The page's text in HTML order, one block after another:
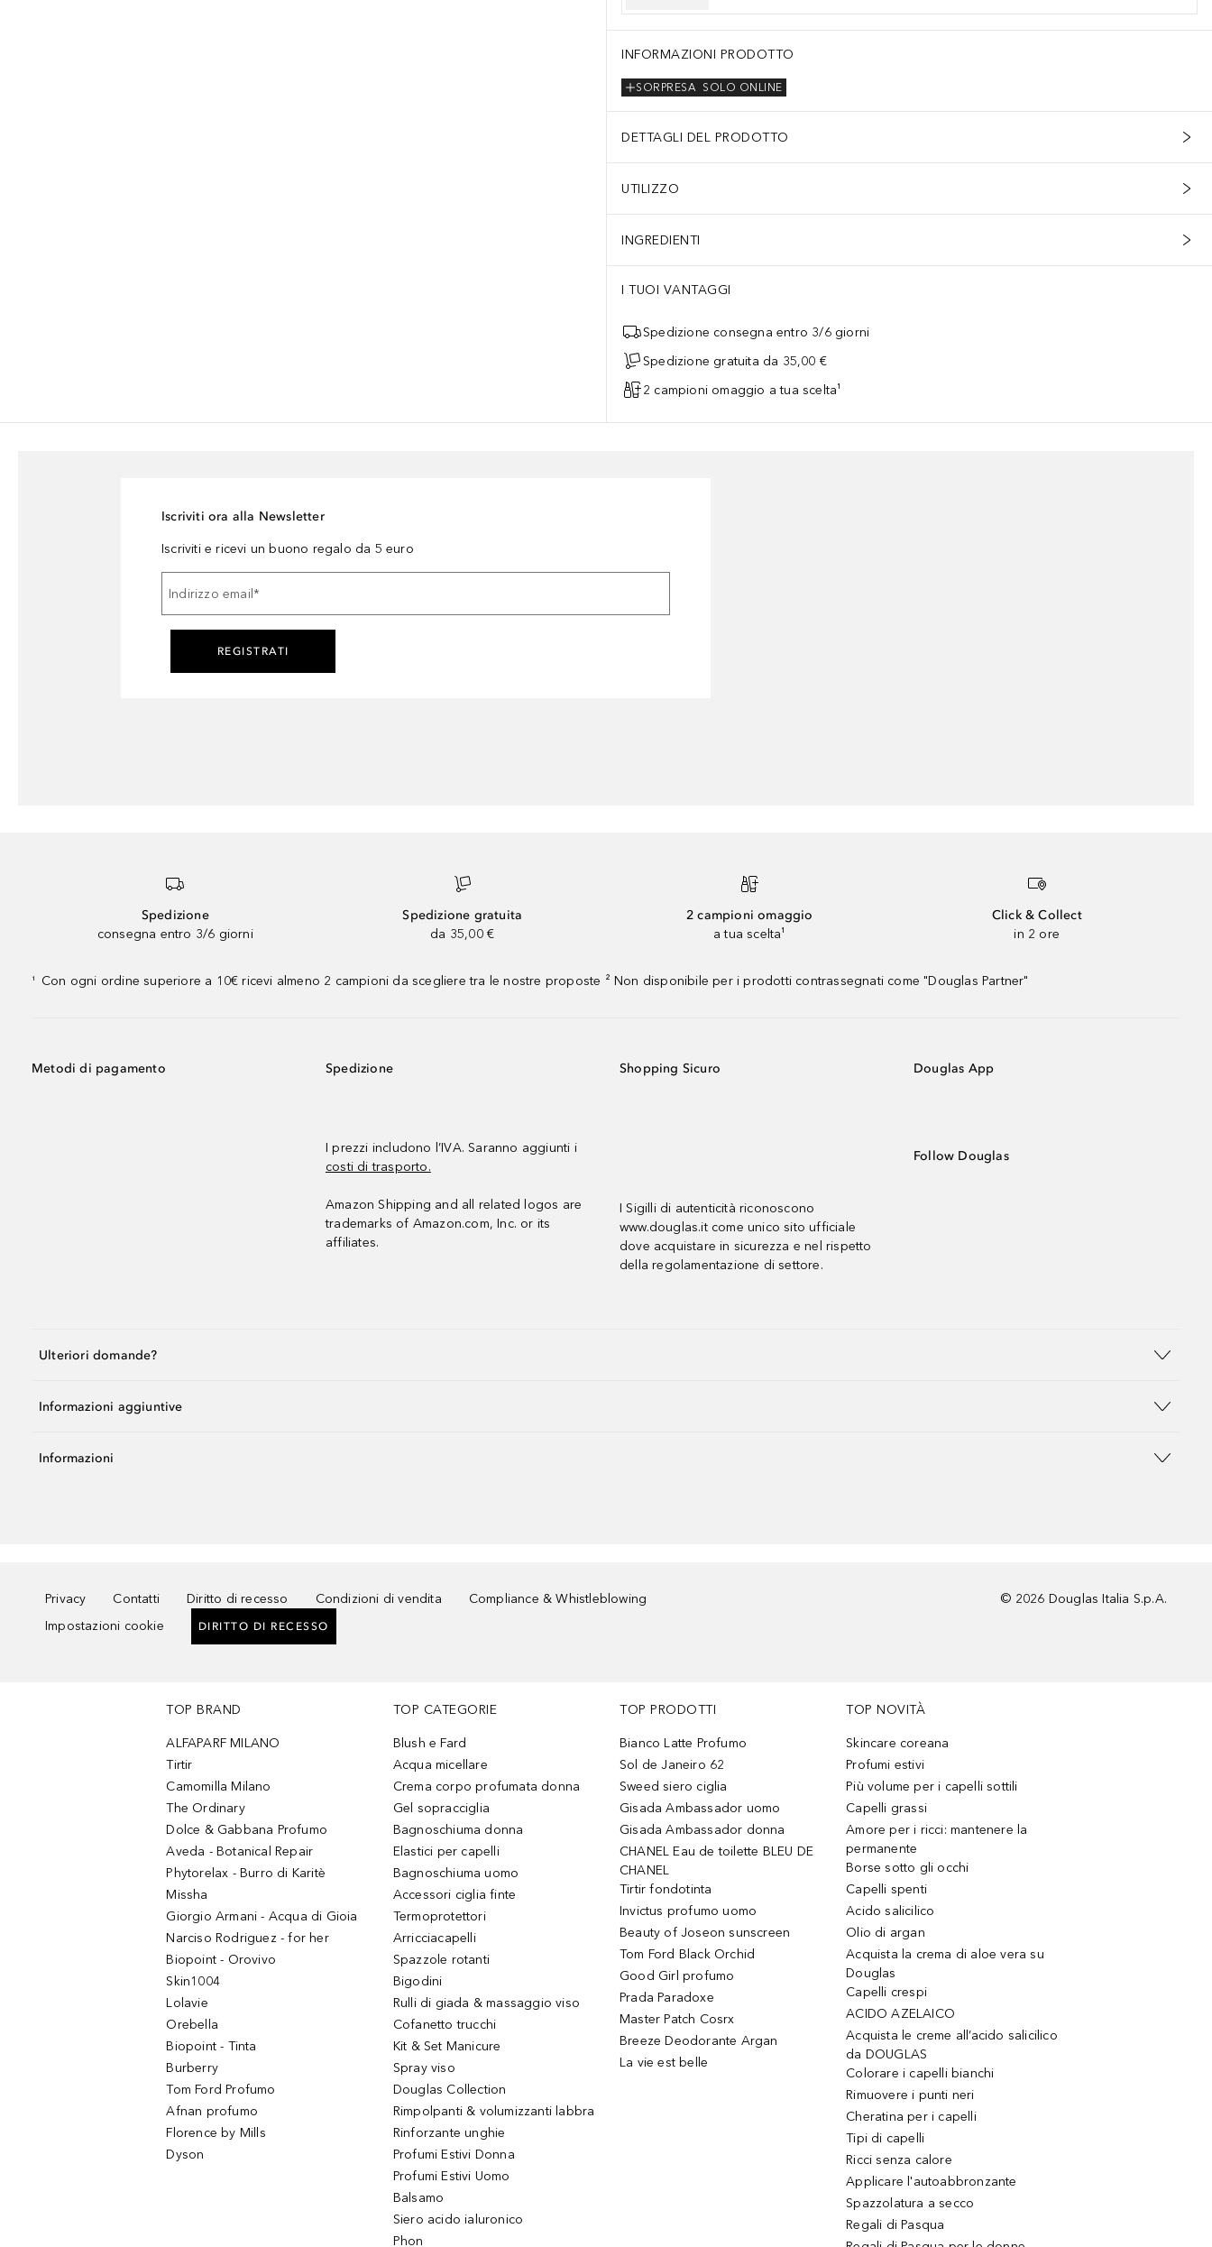
INFORMAZIONI PRODOTTO
SOLO ONLINE
SORPRESA
DETTAGLI DEL PRODOTTO
UTILIZZO
INGREDIENTI
I TUOI VANTAGGI
Spedizione consegna entro 3/6 giorni
Spedizione gratuita da 35,00 €
2 campioni omaggio a tua scelta¹
Iscriviti ora alla Newsletter
Iscriviti e ricevi un buono regalo da 5 euro
Indirizzo email *
REGISTRATI
Spedizione
consegna entro 3/6 giorni
Spedizione gratuita
da 35,00 €
2 campioni omaggio
a tua scelta¹
Click & Collect
in 2 ore
¹ Con ogni ordine superiore a 10€ ricevi almeno 2 campioni da scegliere tra le nostre proposte ² Non disponibile per i prodotti contrassegnati come "Douglas Partner"
Metodi di pagamento Spedizione
I prezzi includono l’IVA. Saranno aggiunti i
costi di trasporto.
Amazon Shipping and all related logos are
trademarks of Amazon.com, Inc. or its
affiliates.
Shopping Sicuro
I Sigilli di autenticità riconoscono
www.douglas.it come unico sito ufficiale
dove acquistare in sicurezza e nel rispetto
della regolamentazione di settore.
Douglas App
Follow Douglas
Ulteriori domande?
Informazioni aggiuntive
Informazioni
Privacy Contatti Diritto di recesso Condizioni di vendita
Compliance & Whistleblowing
Impostazioni cookie
DIRITTO DI RECESSO
© 2026 Douglas Italia S.p.A.
TOP BRAND
ALFAPARF MILANO
Tirtir
Camomilla Milano
The Ordinary
Dolce & Gabbana Profumo
Aveda - Botanical Repair
Phytorelax - Burro di Karitè
Missha
Giorgio Armani - Acqua di Gioia
Narciso Rodriguez - for her
Biopoint - Orovivo
Skin1004
Lolavie
Orebella
Biopoint - Tinta
Burberry
Tom Ford Profumo
Afnan profumo
Florence by Mills
Dyson
TOP CATEGORIE
Blush e Fard
Acqua micellare
Crema corpo profumata donna
Gel sopracciglia
Bagnoschiuma donna
Elastici per capelli
Bagnoschiuma uomo
Accessori ciglia finte
Termoprotettori
Arricciacapelli
Spazzole rotanti
Bigodini
Rulli di giada & massaggio viso
Cofanetto trucchi
Kit & Set Manicure
Spray viso
Douglas Collection
Rimpolpanti & volumizzanti labbra
Rinforzante unghie
Profumi Estivi Donna
Profumi Estivi Uomo
Balsamo
Siero acido ialuronico
Phon
TOP PRODOTTI
Bianco Latte Profumo
Sol de Janeiro 62
Sweed siero ciglia
Gisada Ambassador uomo
Gisada Ambassador donna
CHANEL Eau de toilette BLEU DE
CHANEL
Tirtir fondotinta
Invictus profumo uomo
Beauty of Joseon sunscreen
Tom Ford Black Orchid
Good Girl profumo
Prada Paradoxe
Master Patch Cosrx
Breeze Deodorante Argan
La vie est belle
TOP NOVITÀ
Skincare coreana
Profumi estivi
Più volume per i capelli sottili
Capelli grassi
Amore per i ricci: mantenere la
permanente
Borse sotto gli occhi
Capelli spenti
Acido salicilico
Olio di argan
Acquista la crema di aloe vera su
Douglas
Capelli crespi
ACIDO AZELAICO
Acquista le creme all’acido salicilico
da DOUGLAS
Colorare i capelli bianchi
Rimuovere i punti neri
Cheratina per i capelli
Tipi di capelli
Ricci senza calore
Applicare l'autoabbronzante
Spazzolatura a secco
Regali di Pasqua